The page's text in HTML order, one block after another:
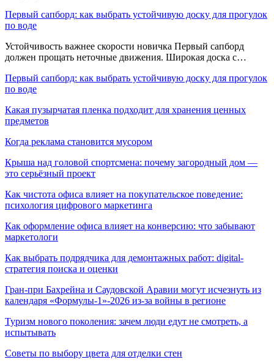
Первый сапборд: как выбрать устойчивую доску для прогулок
по воде
Устойчивость важнее скорости новичка Первый сапборд
должен прощать неточные движения. Широкая доска с…
Первый сапборд: как выбрать устойчивую доску для прогулок
по воде
Какая пузырчатая пленка подходит для хранения ценных
предметов
Когда реклама становится мусором
Крыша над головой спортсмена: почему загородный дом —
это серьёзный проект
Как чистота офиса влияет на покупательское поведение:
психология цифрового маркетинга
Как оформление офиса влияет на конверсию: что забывают
маркетологи
Как выбрать подрядчика для демонтажных работ: digital-
стратегия поиска и оценки
Гран-при Бахрейна и Саудовской Аравии могут исчезнуть из
календаря «Формулы-1»-2026 из-за войны в регионе
Туризм нового поколения: зачем люди едут не смотреть, а
испытывать
Советы по выбору цвета для отделки стен